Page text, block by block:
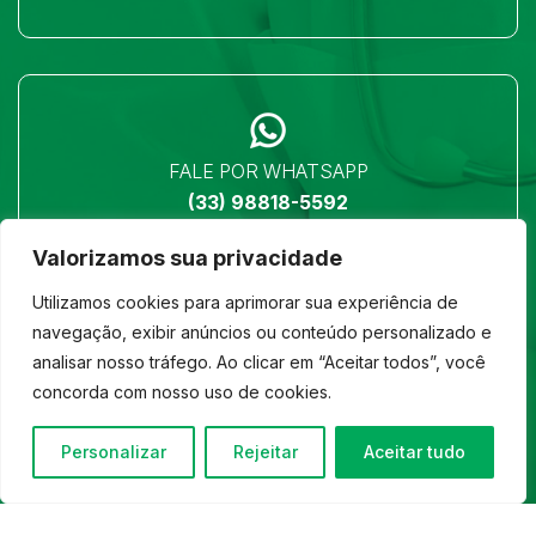
Valorizamos sua privacidade
Utilizamos cookies para aprimorar sua experiência de
navegação, exibir anúncios ou conteúdo personalizado e
analisar nosso tráfego. Ao clicar em “Aceitar todos”, você
concorda com nosso uso de cookies.
Personalizar Rejeitar Aceitar tudo
FALE POR WHATSAPP
(33) 98818-5592
LOCALIZAÇÃO